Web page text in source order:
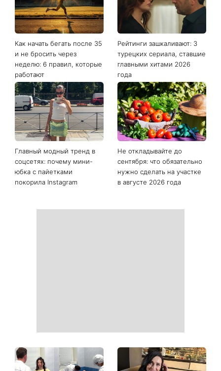
Как начать бегать после 35
и не бросить через
неделю: 6 правил, которые
работают
Рейтинги зашкаливают: 3
турецких сериала, ставшие
главными хитами 2026
года
Главный модный тренд в
соцсетях: почему мини-
юбка с пайетками
покорила Instagram
Не откладывайте до
сентября: что обязательно
нужно сделать на участке
в августе 2026 года